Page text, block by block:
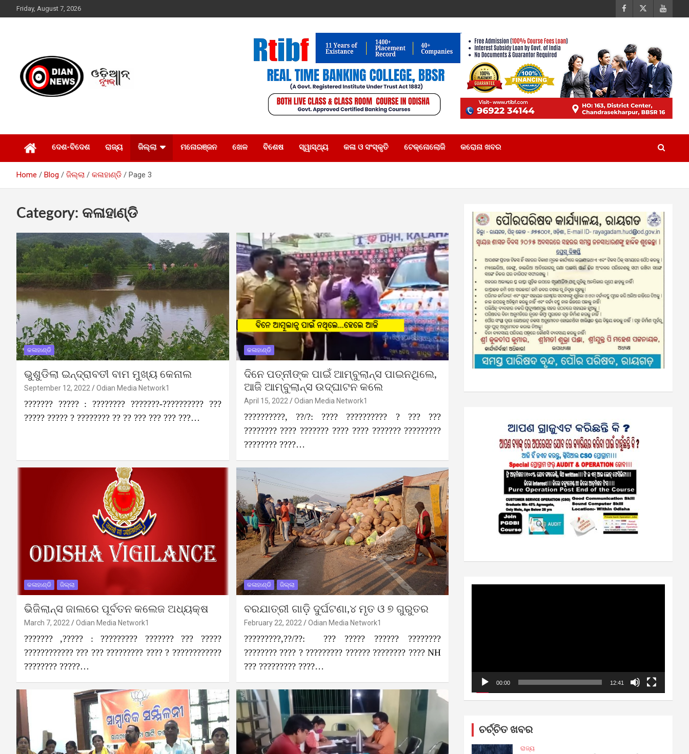
to
Friday, August 7, 2026
ଦେଶ-ବିଦେଶ ରାଜ୍ୟ ଜିଲ୍ଲା ମନୋରଞ୍ଜନ ଖେଳ ବିଶେଷ ସ୍ୱାସ୍ଥ୍ୟ କଳା ଓ ସଂସ୍କୃତି ଟେକ୍ନୋଲୋଜି କରୋନା ଖବର
Home Blog ଜିଲ୍ଲା କଳାହାଣ୍ଡି Page 3
Category: କଳାହାଣ୍ଡି
କଳାହାଣ୍ଡି
ଭୁଶୁଡିଲା ଇନ୍ଦ୍ରାବତୀ ବାମ ମୁଖ୍ୟ କେନାଲ
September 12, 2022 Odian Media Network1
??????? ????? : ???????? ???????-?????????? ???
????? ????? ? ???????? ?? ?? ??? ??? ??? ???…
କଳାହାଣ୍ଡି
ଦିନେ ପତ୍ନୀଙ୍କ ପାଇଁ ଆମ୍ବୁଲାନ୍ସ ପାଇନଥିଲେ,
ଆଜି ଆମ୍ବୁଲାନ୍ସ ଉଦ୍‌ଘାଟନ କଲେ
April 15, 2022 Odian Media Network1
??????????, ??/?: ???? ?????????? ? ??? ???
???????? ???? ??????? ???? ???? ??????? ?????????
???????? ????…
କଳାହାଣ୍ଡି ଜିଲ୍ଲା
ଭିଜିଲାନ୍ସ ଜାଲରେ ପୂର୍ବତନ କଲେଜ ଅଧ୍ୟକ୍ଷ
March 7, 2022 Odian Media Network1
??????? ,????? : ????????? ??????? ??? ?????
???????????? ??? ??? ????????? ???? ? ????????????
???????? ?????…
କଳାହାଣ୍ଡି ଜିଲ୍ଲା
ବରଯାତ୍ରୀ ଗାଡ଼ି ଦୁର୍ଘଟଣା,୪ ମୃତ ଓ ୭ ଗୁରୁତର
February 22, 2022 Odian Media Network1
?????????,??/??: ??? ????? ?????? ????????
???????? ???? ? ????????? ?????? ???????? ???? NH
??? ????????? ????…
00:00 12:41
ଚର୍ଚ୍ଚିତ ଖବର
ରାଜ୍ୟ